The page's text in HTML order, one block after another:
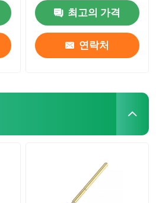
최고의 가격
연락처